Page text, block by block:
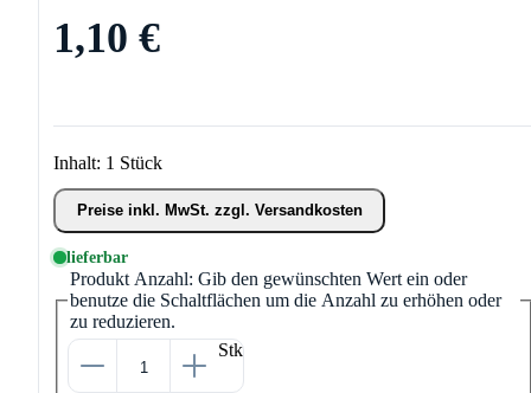
1,10 €
Inhalt: 1 Stück
Preise inkl. MwSt. zzgl. Versandkosten
lieferbar
Produkt Anzahl: Gib den gewünschten Wert ein oder
benutze die Schaltflächen um die Anzahl zu erhöhen oder
zu reduzieren.
Stk